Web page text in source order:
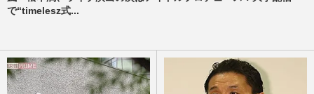
で“timelesz式...